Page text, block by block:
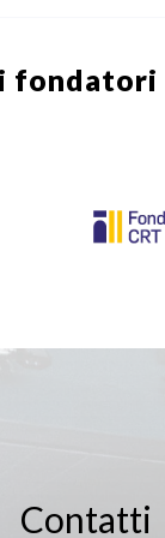
fondatori
Contatti